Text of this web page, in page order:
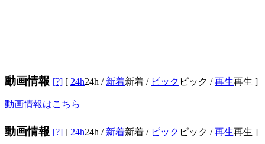
動画情報 [?] [ 24h24h / 新着新着 / ピック ピック /再生再生 ]
動画情報はこちら
動画情報 [?] [ 24h24h / 新着新着 / ピック ピック /再生再生 ]